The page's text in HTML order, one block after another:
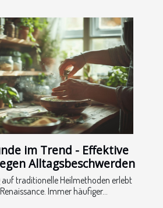
im Trend - Effektive
Alltagsbeschwerden
auf traditionelle Heilmethoden erlebt
Immer häufiger...